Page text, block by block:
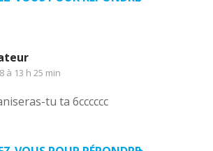
à 13 h 25 min
tu ta 6cccccc